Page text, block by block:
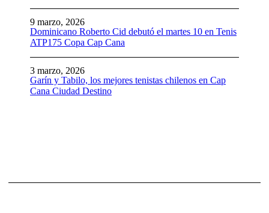
Dominicano Roberto Cid debutó el martes 10 en Tenis
ATP175 Copa Cap Cana
9 marzo, 2026
Garín y Tabilo, los mejores tenistas chilenos en Cap
Cana Ciudad Destino
3 marzo, 2026